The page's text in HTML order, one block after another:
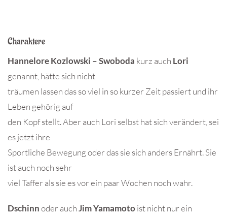
Charaktere
Hannelore Kozlowski – Swoboda kurz auch Lori
genannt, hätte sich nicht
träumen lassen das so viel in so kurzer Zeit passiert und ihr
Leben gehörig auf
den Kopf stellt. Aber auch Lori selbst hat sich verändert, sei
es jetzt ihre
Sportliche Bewegung oder das sie sich anders Ernährt. Sie
ist auch noch sehr
viel Taffer als sie es vor ein paar Wochen noch wahr.
Dschinnoder auchJim Yamamoto ist nicht nur ein